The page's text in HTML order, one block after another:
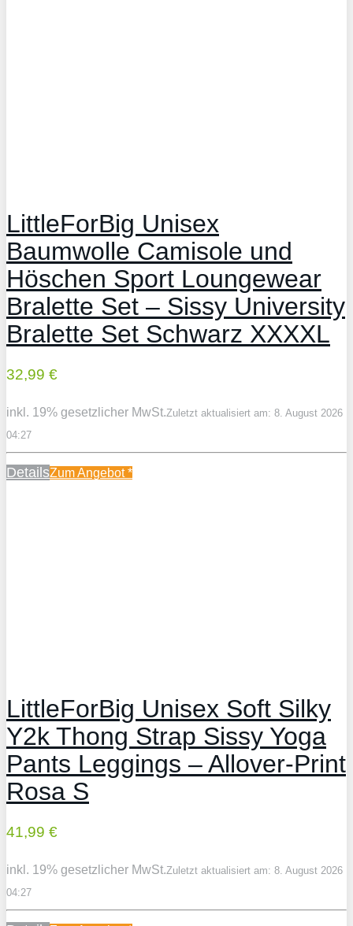
LittleForBig Unisex
Baumwolle Camisole und
Höschen Sport Loungewear
Bralette Set – Sissy University
Bralette Set Schwarz XXXXL
32,99 €
inkl. 19% gesetzlicher MwSt.Zuletzt aktualisiert am: 8. August 2026
04:27
DetailsZum Angebot*
LittleForBig Unisex Soft Silky
Y2k Thong Strap Sissy Yoga
Pants Leggings – Allover-Print
Rosa S
41,99 €
inkl. 19% gesetzlicher MwSt.Zuletzt aktualisiert am: 8. August 2026
04:27